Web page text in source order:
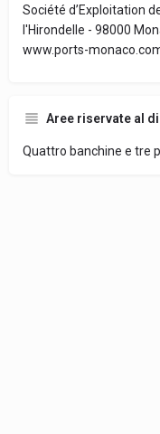
Société d’Exploitation
l'Hirondelle - 98000
www.ports-
Aree riservate al
Quattro banchine e tre